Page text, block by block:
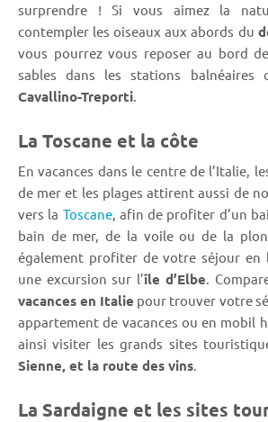
surprendre ! Si vous aimez la
contempler les oiseaux aux abords du
vous pourrez vous reposer au bord
sables dans les stations balnéaires
Cavallino-Treporti.
La Toscane et la côte
En vacances dans le centre de l’Italie,
de mer et les plages attirent aussi de
vers la Toscane, afin de profiter d’un
bain de mer, de la voile ou de la
également profiter de votre séjour en
une excursion sur l’île d’Elbe.
vacances en Italie pour trouver votre
appartement de vacances ou en mobil
ainsi visiter les grands sites
Sienne, et la route des vins.
La Sardaigne et les sites